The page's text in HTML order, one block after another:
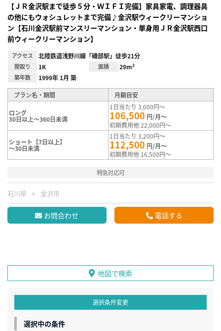
【ＪＲ金沢駅まで徒歩５分・ＷＩＦＩ完備】家具家電、調理器具
の他にもウォシュレットまで完備♪金沢駅ウィークリーマンショ
ン【石川金沢駅前マンスリーマンション・単身用ＪＲ金沢駅西口
前ウィークリーマンション】
アクセス 北陸鉄道浅野川線「磯部駅」徒歩21分
間取り 1K 面積 29m²
築年数 1999年 1月 築
プラン名・期間 月額目安
ロング
30日以上～360日未満
1日当たり 3,000円～
106,500 円/月～
初期費用他 22,000円～
ショート【7日以上】
～30日未満
1日当たり 3,200円～
112,500 円/月～
初期費用他 16,500円～
特急対応可
石川県 金沢市
お問合わせ 電話する
地図で検索
選択条件変更
選択中の条件